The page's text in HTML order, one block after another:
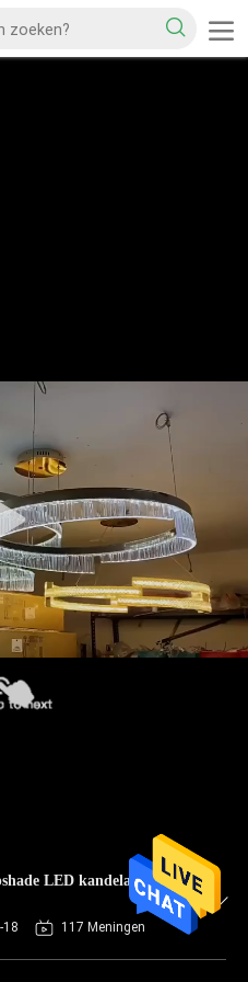
LED kandelaar
18 117 Meningen